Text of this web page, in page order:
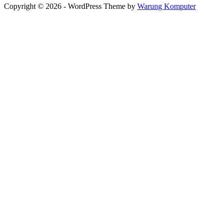
Copyright © 2026 - WordPress Theme by Warung Komputer